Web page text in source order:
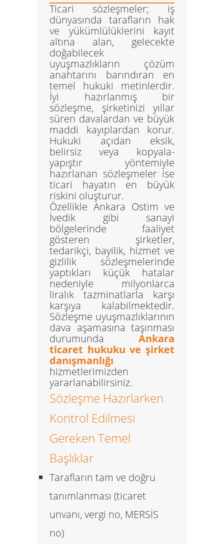
Ticari sözleşmeler; iş
dünyasında tarafların hak
ve yükümlülüklerini kayıt
altına alan, gelecekte
doğabilecek
uyuşmazlıkların çözüm
anahtarını barındıran en
temel hukuki metinlerdir.
İyi hazırlanmış bir
sözleşme, şirketinizi yıllar
süren davalardan ve büyük
maddi kayıplardan korur.
Hukuki açıdan eksik,
belirsiz veya kopyala-
yapıştır yöntemiyle
hazırlanan sözleşmeler ise
ticari hayatın en büyük
riskini oluşturur.
Özellikle Ankara Ostim ve
İvedik gibi sanayi
bölgelerinde faaliyet
gösteren şirketler,
tedarikçi, bayilik, hizmet ve
gizlilik sözleşmelerinde
yaptıkları küçük hatalar
nedeniyle milyonlarca
liralık tazminatlarla karşı
karşıya kalabilmektedir.
Sözleşme uyuşmazlıklarının
dava aşamasına taşınması
durumunda Ankara
ticaret hukuku ve şirket
danışmanlığı
hizmetlerimizden
yararlanabilirsiniz.
Sözleşme Hazırlarken
Kontrol Edilmesi
Gereken Temel
Başlıklar
Tarafların tam ve doğru
tanımlanması (ticaret
unvanı, vergi no, MERSİS
no)